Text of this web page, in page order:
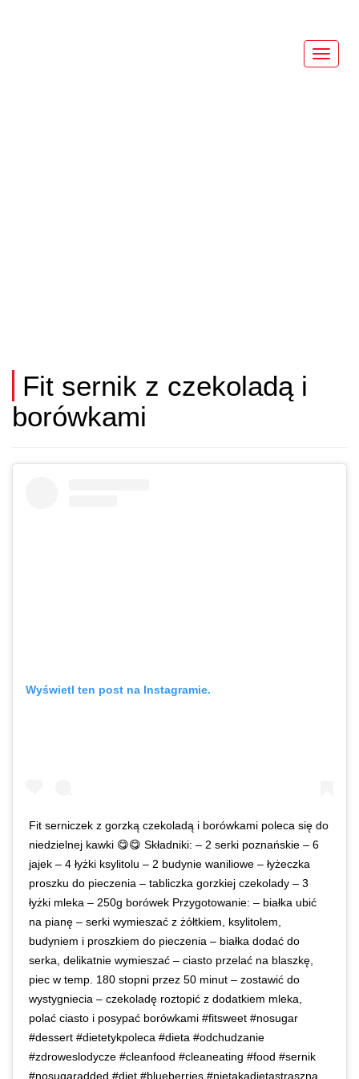
Fit sernik z czekoladą i
borówkami
Wyświetl ten post na Instagramie.
Fit serniczek z gorzką czekoladą i borówkami poleca się do
niedzielnej kawki 😋😋 Składniki: – 2 serki poznańskie – 6
jajek – 4 łyżki ksylitolu – 2 budynie waniliowe – łyżeczka
proszku do pieczenia – tabliczka gorzkiej czekolady – 3
łyżki mleka – 250g borówek Przygotowanie: – białka ubić
na pianę – serki wymieszać z żółtkiem, ksylitolem,
budyniem i proszkiem do pieczenia – białka dodać do
serka, delikatnie wymieszać – ciasto przelać na blaszkę,
piec w temp. 180 stopni przez 50 minut – zostawić do
wystygniecia – czekoladę roztopić z dodatkiem mleka,
polać ciasto i posypać borówkami #fitsweet #nosugar
#dessert #dietetykpoleca #dieta #odchudzanie
#zdroweslodycze #cleanfood #cleaneating #food #sernik
#nosugaradded #diet #blueberries #nietakadietastraszna